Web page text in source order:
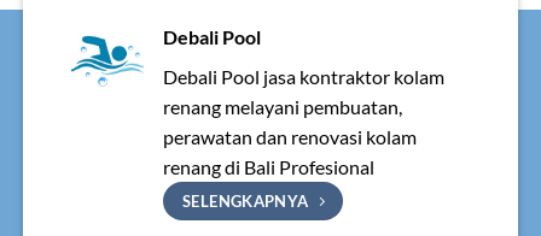
Debali Pool
Debali Pool jasa kontraktor kolam
renang melayani pembuatan,
perawatan dan renovasi kolam
renang di Bali Profesional
SELENGKAPNYA